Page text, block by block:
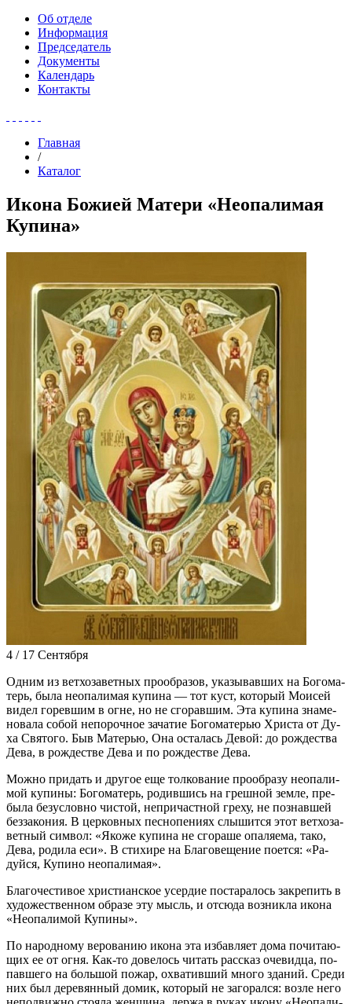
Об отделе
Информация
Председатель
Документы
Календарь
Контакты
Главная
/
Каталог
Икона Божией Матери «Неопалимая
Купина»
4 / 17 Сентября
Од­ним из вет­хо­за­вет­ных про­об­ра­зов, ука­зы­вав­ших на Бо­го­ма­
терь, бы­ла неопа­ли­мая ку­пи­на — тот куст, ко­то­рый Мо­и­сей
ви­дел го­рев­шим в огне, но не сго­рав­шим. Эта ку­пи­на зна­ме­
но­ва­ла со­бой непо­роч­ное за­ча­тие Бо­го­ма­те­рью Хри­ста от Ду­
ха Свя­то­го. Быв Ма­те­рью, Она оста­лась Де­вой: до рож­де­ства
Де­ва, в рож­де­стве Де­ва и по рож­де­стве Де­ва.
Мож­но при­дать и дру­гое еще тол­ко­ва­ние про­об­ра­зу неопа­ли­
мой ку­пи­ны: Бо­го­ма­терь, ро­див­шись на греш­ной зем­ле, пре­
бы­ла без­услов­но чи­стой, непри­част­ной гре­ху, не по­знав­шей
без­за­ко­ния. В цер­ков­ных пес­но­пе­ни­ях слы­шит­ся этот вет­хо­за­
вет­ный сим­вол: «Яко­же ку­пи­на не сго­ра­ше опа­ля­е­ма, та­ко,
Де­ва, ро­ди­ла еси». В сти­хи­ре на Бла­го­ве­ще­ние по­ет­ся: «Ра­
дуй­ся, Ку­пи­но неопа­ли­мая».
Бла­го­че­сти­вое хри­сти­ан­ское усер­дие по­ста­ра­лось за­кре­пить в
ху­до­же­ствен­ном об­ра­зе эту мысль, и от­сю­да воз­ник­ла ико­на
«Неопа­ли­мой Ку­пи­ны».
По на­род­но­му ве­ро­ва­нию ико­на эта из­бав­ля­ет до­ма по­чи­та­ю­
щих ее от ог­ня. Как-то до­ве­лось чи­тать рас­сказ оче­вид­ца, по­
пав­ше­го на боль­шой по­жар, охва­тив­ший мно­го зда­ний. Сре­ди
них был де­ре­вян­ный до­мик, ко­то­рый не за­го­рал­ся: воз­ле него